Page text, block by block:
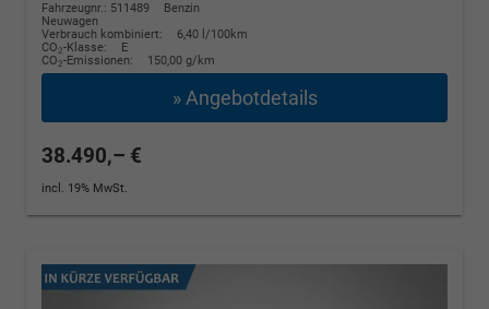
Fahrzeugnr.: 511489
Benzin
Neuwagen
Verbrauch kombiniert:
6,40 l/100km
CO2-Klasse:
E
CO2-Emissionen: 150,00 g/km
» Angebotdetails
38.490,– €
incl. 19% MwSt.